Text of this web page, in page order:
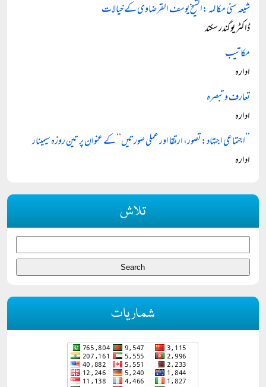
شیعہ سنی مکالمہ :الشیخ یوسف القرضاوی کے خیالات
ڈاکٹر یوگندر سکند
مکاتیب
ادارہ
تعارف و تبصرہ
ادارہ
’’اجتماعی اجتہاد: تصور، ارتقا اور عملی صورتیں‘‘ کے عنوان پر تین روزہ سیمینار
ادارہ
تلاش
شماریات